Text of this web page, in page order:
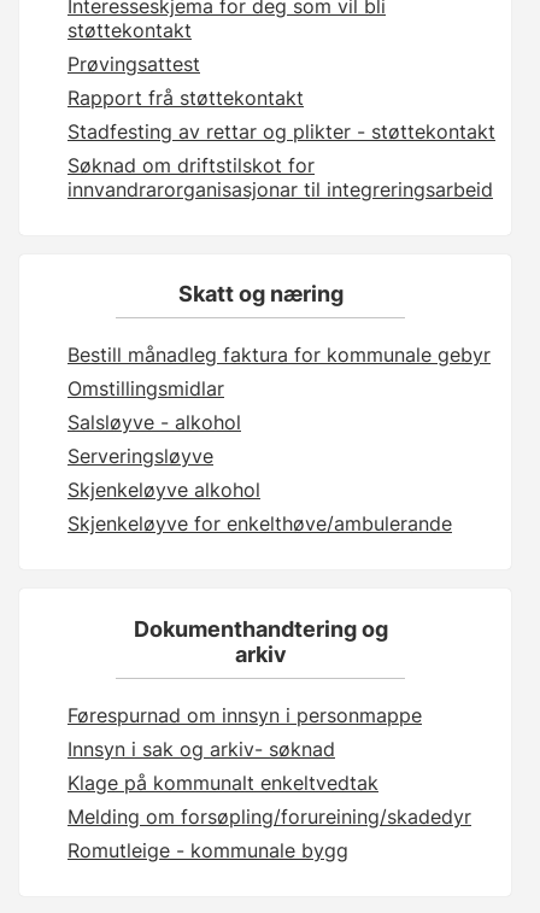
Interesseskjema for deg som vil bli
støttekontakt
Prøvingsattest
Rapport frå støttekontakt
Stadfesting av rettar og plikter - støttekontakt
Søknad om driftstilskot for
innvandrarorganisasjonar til integreringsarbeid
Skatt og næring
Bestill månadleg faktura for kommunale gebyr
Omstillingsmidlar
Salsløyve - alkohol
Serveringsløyve
Skjenkeløyve alkohol
Skjenkeløyve for enkelthøve/ambulerande
Dokumenthandtering og
arkiv
Førespurnad om innsyn i personmappe
Innsyn i sak og arkiv- søknad
Klage på kommunalt enkeltvedtak
Melding om forsøpling/forureining/skadedyr
Romutleige - kommunale bygg